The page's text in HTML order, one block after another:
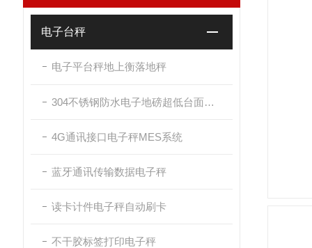
电子台秤
电子平台秤地上衡落地秤
304不锈钢防水电子地磅超低台面带斜坡
4G通讯接口电子秤MES系统
蓝牙通讯传输数据电子秤
读卡计件电子秤自动刷卡
不干胶标签打印电子秤